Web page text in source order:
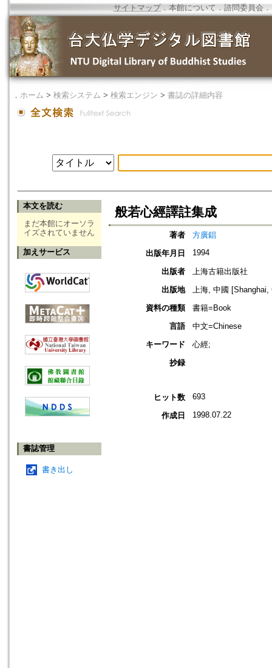
サイトマップ．本館について ． 諮問委員会 ．
． ホーム > 検索システム > 検索エンジン > 書誌の詳細内容
本文を読む
まだ本館にオーソラ
イズされていません
加えサービス
書誌管理
書き出し
般若心經譯註集成
著者
方廣錩
出版年月日
1994
出版者
上海古籍出版社
出版地
上海, 中國 [Shanghai,
資料の種類
書籍=Book
言語
中文=Chinese
キーワード
心經;
抄録
ヒット数 693
作成日 1998.07.22